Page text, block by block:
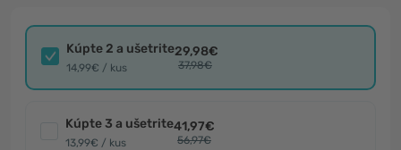
Kúpte 2 a ušetrite
14,99€ / kus
29,98€
37,98€
Kúpte 3 a ušetrite
13,99€ / kus
41,97€
56,97€